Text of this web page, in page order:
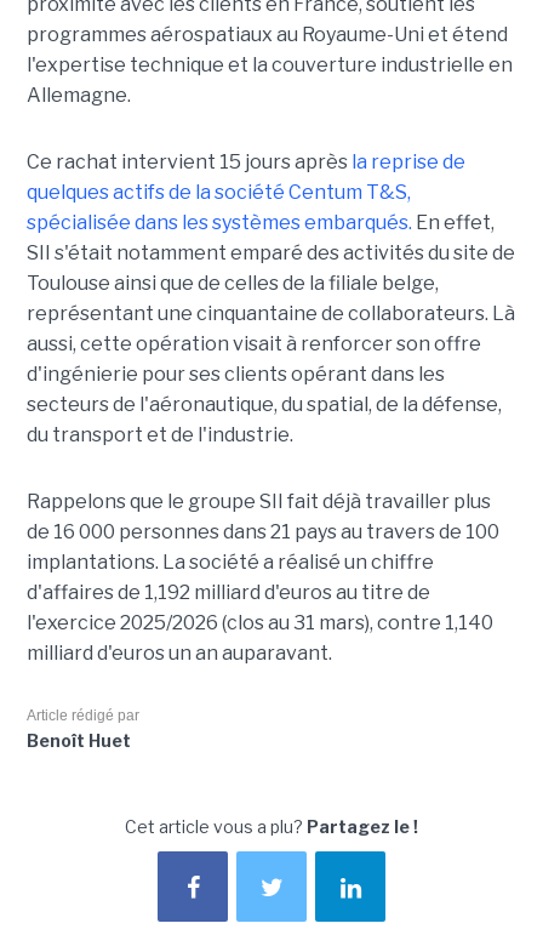
proximité avec les clients en France, soutient les
programmes aérospatiaux au Royaume-Uni et étend
l'expertise technique et la couverture industrielle en
Allemagne.
Ce rachat intervient 15 jours après la reprise de
quelques actifs de la société Centum T&S,
spécialisée dans les systèmes embarqués. En effet,
SII s'était notamment emparé des activités du site de
Toulouse ainsi que de celles de la filiale belge,
représentant une cinquantaine de collaborateurs. Là
aussi, cette opération visait à renforcer son offre
d'ingénierie pour ses clients opérant dans les
secteurs de l'aéronautique, du spatial, de la défense,
du transport et de l'industrie.
Rappelons que le groupe SII fait déjà travailler plus
de 16 000 personnes dans 21 pays au travers de 100
implantations. La société a réalisé un chiffre
d'affaires de 1,192 milliard d'euros au titre de
l'exercice 2025/2026 (clos au 31 mars), contre 1,140
milliard d'euros un an auparavant.
Article rédigé par
Benoît Huet
Cet article vous a plu? Partagez le !